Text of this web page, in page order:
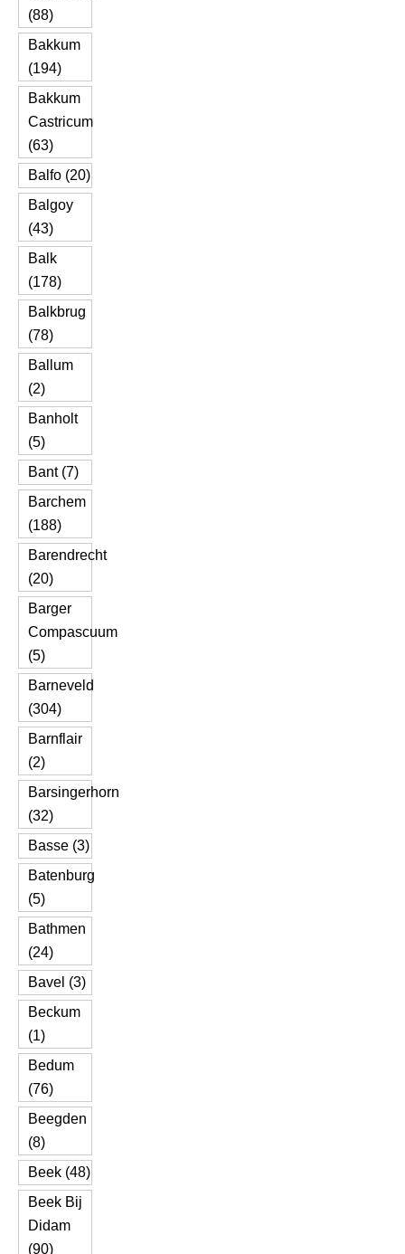
(88)
Bakkum
(194)
Bakkum
Castricum
(63)
Balfo (20)
Balgoy
(43)
Balk
(178)
Balkbrug
(78)
Ballum
(2)
Banholt
(5)
Bant (7)
Barchem
(188)
Barendrecht
(20)
Barger
Compascuum
(5)
Barneveld
(304)
Barnflair
(2)
Barsingerhorn
(32)
Basse (3)
Batenburg
(5)
Bathmen
(24)
Bavel (3)
Beckum
(1)
Bedum
(76)
Beegden
(8)
Beek (48)
Beek Bij
Didam
(90)